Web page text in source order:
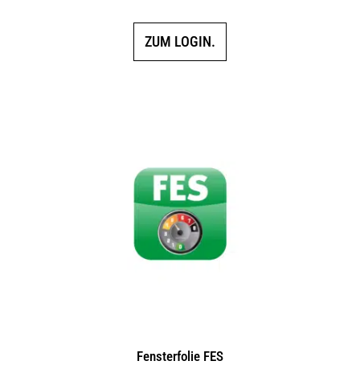
ZUM LOGIN.
Fensterfolie FES